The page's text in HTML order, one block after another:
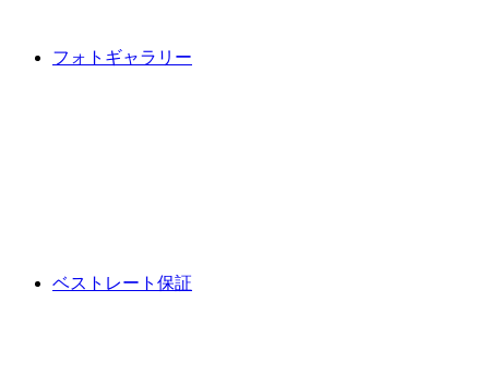
フォトギャラリー
ベストレート保証